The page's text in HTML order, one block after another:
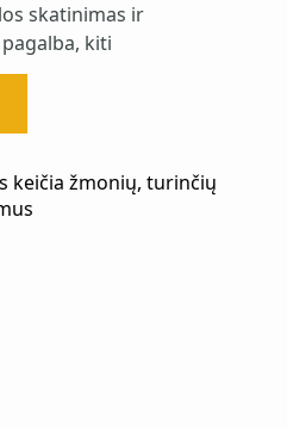
skatinimas ir
kiti